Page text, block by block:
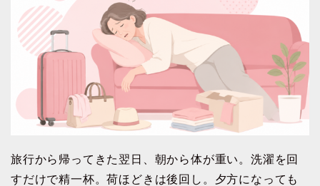
旅行から帰ってきた翌日、朝から体が重い。洗濯を回
すだけで精一杯。荷ほどきは後回し。夕方になっても